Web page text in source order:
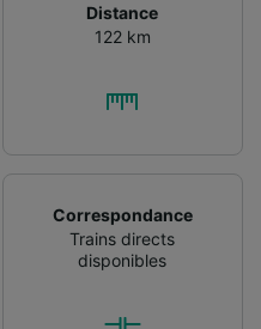
Distance
122 km
Correspondance
Trains directs
disponibles